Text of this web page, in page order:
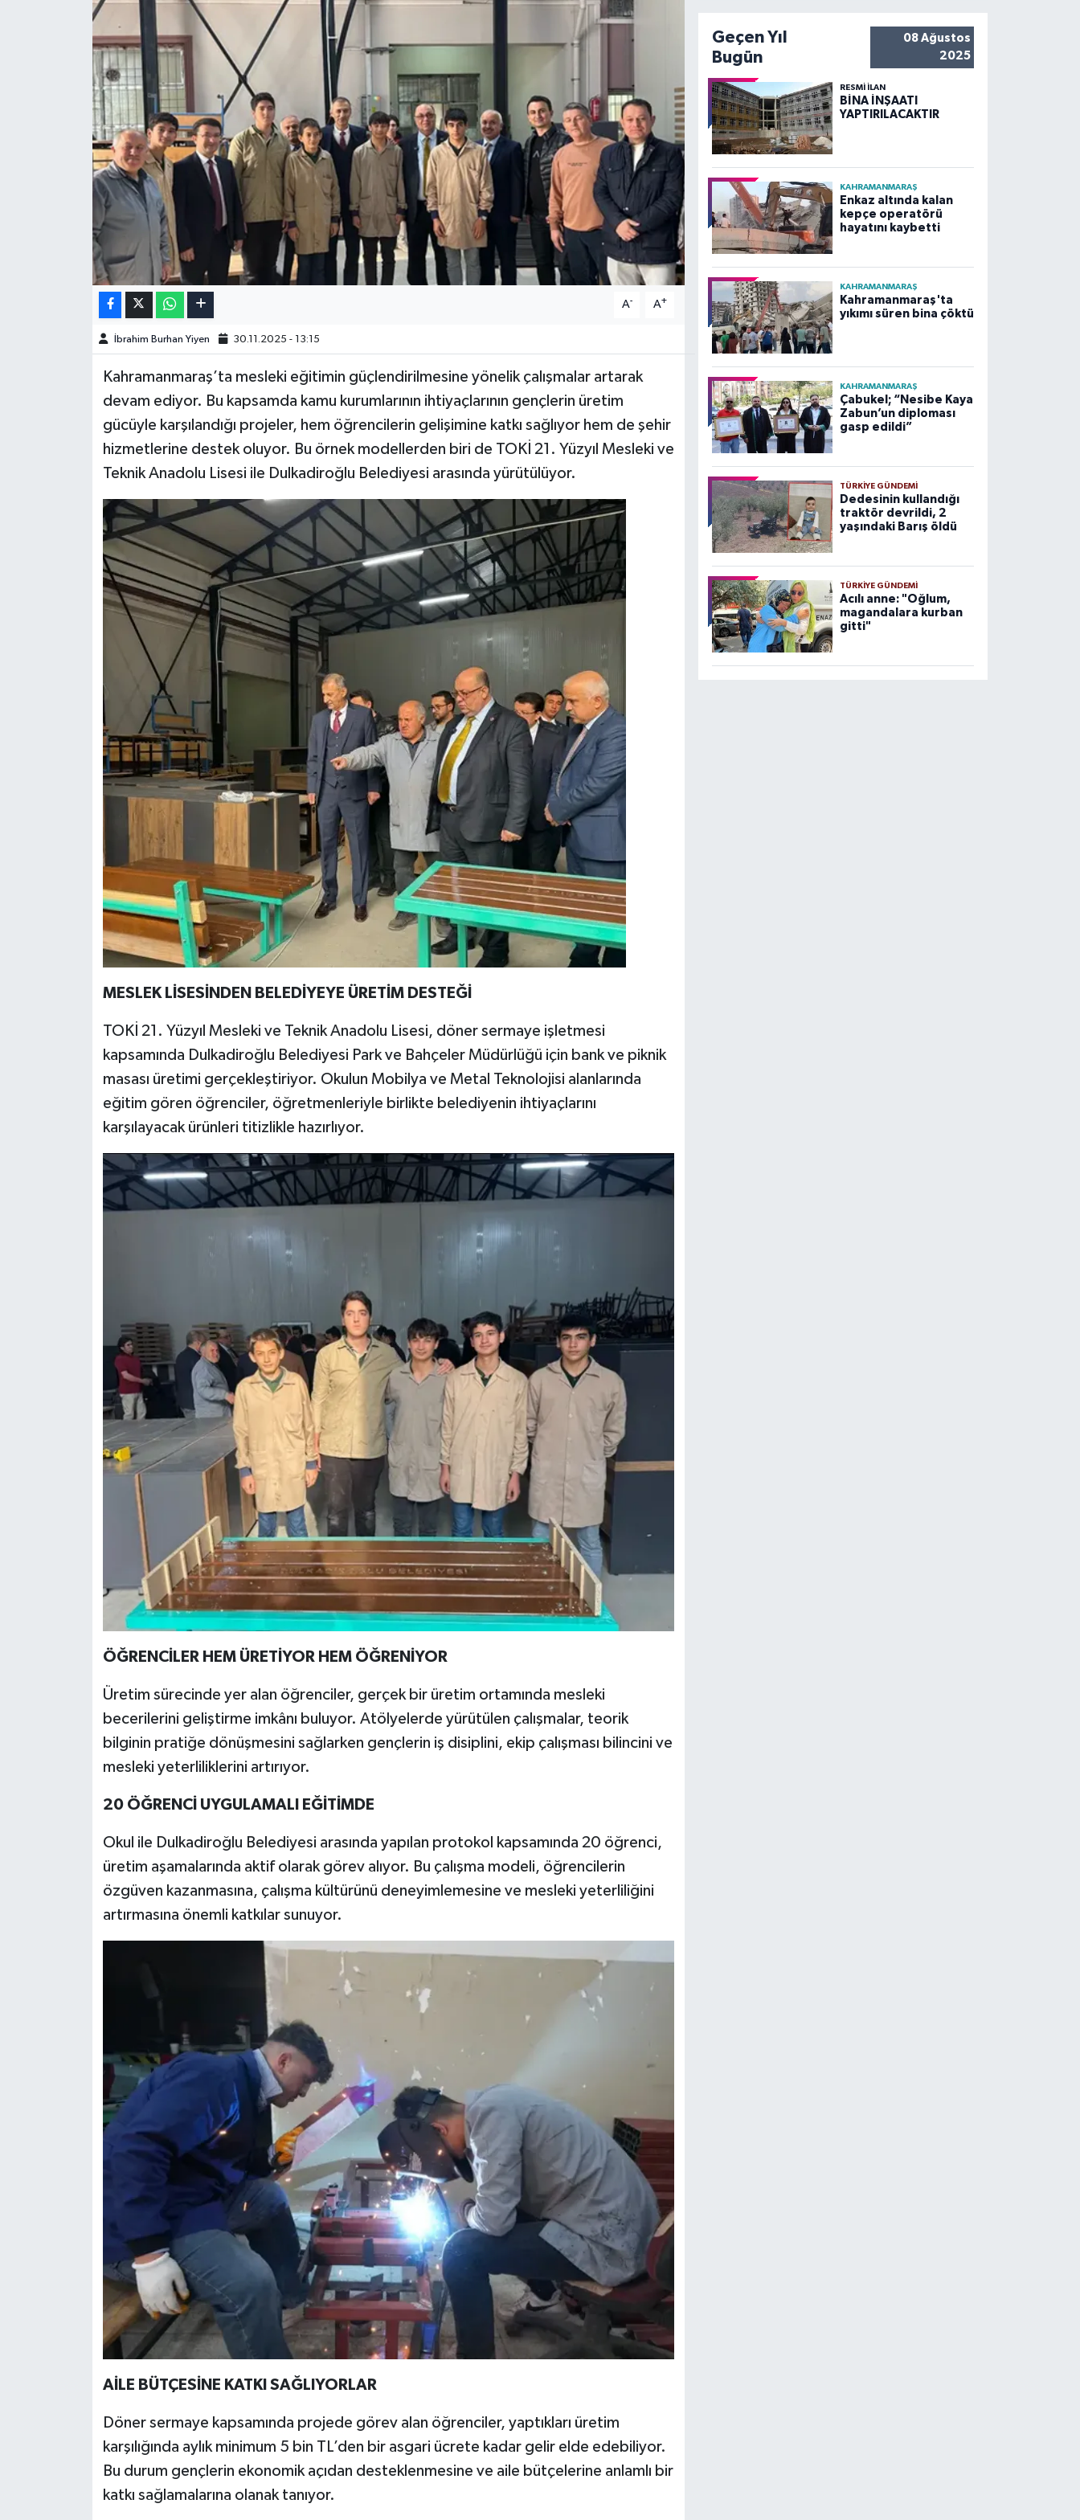
A- A+
İbrahim Burhan Yiyen 30.11.2025 - 13:15
Kahramanmaraş’ta mesleki eğitimin güçlendirilmesine yönelik çalışmalar artarak
devam ediyor. Bu kapsamda kamu kurumlarının ihtiyaçlarının gençlerin üretim
gücüyle karşılandığı projeler, hem öğrencilerin gelişimine katkı sağlıyor hem de şehir
hizmetlerine destek oluyor. Bu örnek modellerden biri de TOKİ 21. Yüzyıl Mesleki ve
Teknik Anadolu Lisesi ile Dulkadiroğlu Belediyesi arasında yürütülüyor.
MESLEK LİSESİNDEN BELEDİYEYE ÜRETİM DESTEĞİ
TOKİ 21. Yüzyıl Mesleki ve Teknik Anadolu Lisesi, döner sermaye işletmesi
kapsamında Dulkadiroğlu Belediyesi Park ve Bahçeler Müdürlüğü için bank ve piknik
masası üretimi gerçekleştiriyor. Okulun Mobilya ve Metal Teknolojisi alanlarında
eğitim gören öğrenciler, öğretmenleriyle birlikte belediyenin ihtiyaçlarını
karşılayacak ürünleri titizlikle hazırlıyor.
ÖĞRENCİLER HEM ÜRETİYOR HEM ÖĞRENİYOR
Üretim sürecinde yer alan öğrenciler, gerçek bir üretim ortamında mesleki
becerilerini geliştirme imkânı buluyor. Atölyelerde yürütülen çalışmalar, teorik
bilginin pratiğe dönüşmesini sağlarken gençlerin iş disiplini, ekip çalışması bilincini ve
mesleki yeterliliklerini artırıyor.
20 ÖĞRENCİ UYGULAMALI EĞİTİMDE
Okul ile Dulkadiroğlu Belediyesi arasında yapılan protokol kapsamında 20 öğrenci,
üretim aşamalarında aktif olarak görev alıyor. Bu çalışma modeli, öğrencilerin
özgüven kazanmasına, çalışma kültürünü deneyimlemesine ve mesleki yeterliliğini
artırmasına önemli katkılar sunuyor.
AİLE BÜTÇESİNE KATKI SAĞLIYORLAR
Döner sermaye kapsamında projede görev alan öğrenciler, yaptıkları üretim
karşılığında aylık minimum 5 bin TL’den bir asgari ücrete kadar gelir elde edebiliyor.
Bu durum gençlerin ekonomik açıdan desteklenmesine ve aile bütçelerine anlamlı bir
katkı sağlamalarına olanak tanıyor.
Geçen Yıl
Bugün
08 Ağustos
2025
RESMİ İLAN
BİNA İNŞAATI
YAPTIRILACAKTIR
KAHRAMANMARAŞ
Enkaz altında kalan
kepçe operatörü
hayatını kaybetti
KAHRAMANMARAŞ
Kahramanmaraş'ta
yıkımı süren bina çöktü
KAHRAMANMARAŞ
Çabukel; “Nesibe Kaya
Zabun’un diploması
gasp edildi”
TÜRKIYE GÜNDEMI
Dedesinin kullandığı
traktör devrildi, 2
yaşındaki Barış öldü
TÜRKIYE GÜNDEMI
Acılı anne: "Oğlum,
magandalara kurban
gitti"